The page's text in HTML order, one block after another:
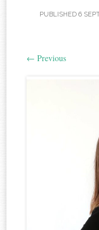
PUBLISHED 6
← Previous